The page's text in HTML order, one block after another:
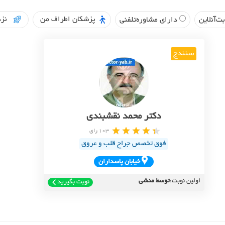
دارای مشاوره‌تلفنی پزشکان اطراف من
سنندج
دکتر محمد نقشبندی
103 رای
فوق تخصص جراح قلب و عروق
خيابان پاسداران
اولین نوبت:توسط منشی نوبت بگیرید